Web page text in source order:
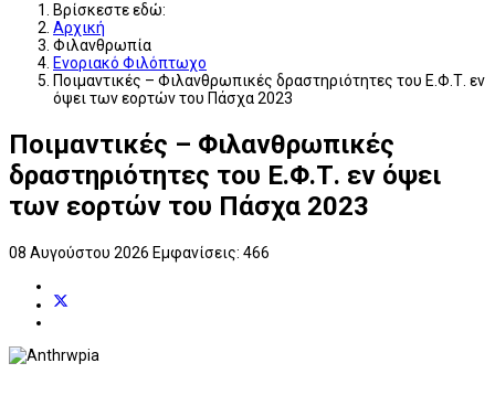
Βρίσκεστε εδώ:
Αρχική
Φιλανθρωπία
Ενοριακό Φιλόπτωχο
Ποιμαντικές – Φιλανθρωπικές δραστηριότητες του Ε.Φ.Τ. εν
όψει των εορτών του Πάσχα 2023
Ποιμαντικές – Φιλανθρωπικές
δραστηριότητες του Ε.Φ.Τ. εν όψει
των εορτών του Πάσχα 2023
08 Αυγούστου 2026 Εμφανίσεις: 466